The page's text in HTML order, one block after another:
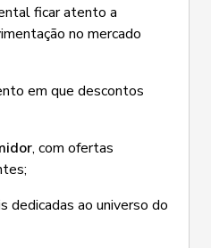
ficar atento a
no mercado
em que descontos
, com ofertas
dedicadas ao universo do